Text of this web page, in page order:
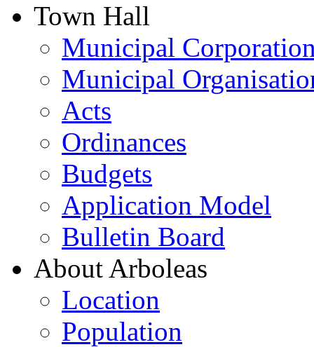
Town Hall
Municipal
Municipal
Acts
Ordinances
Budgets
Application Model
Bulletin Board
About Arboleas
Location
Population